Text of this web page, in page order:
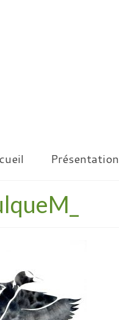
Présentation